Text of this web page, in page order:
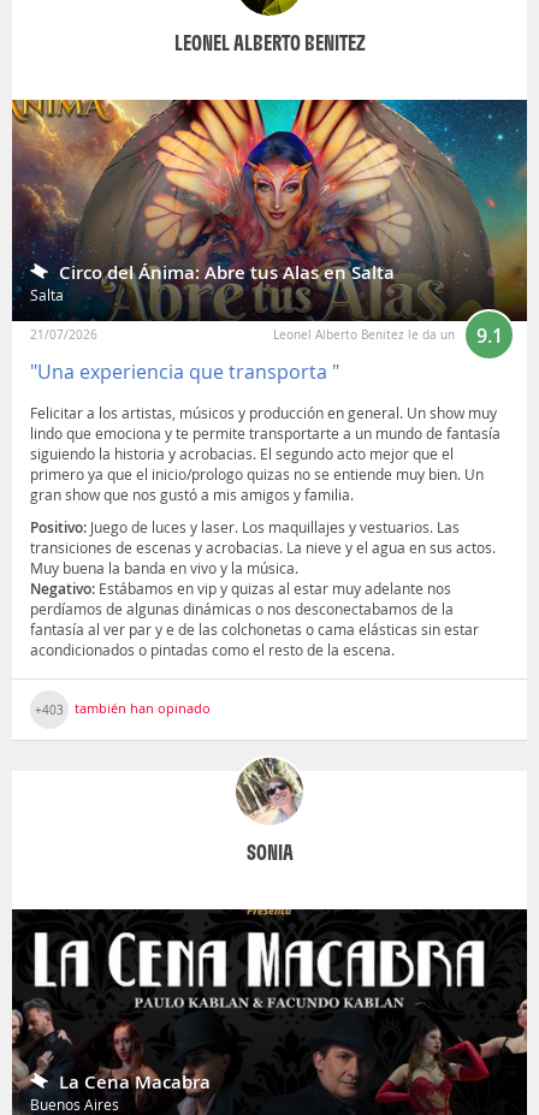
LEONEL ALBERTO BENITEZ
Circo del Ánima: Abre tus Alas en Salta
Salta
21/07/2026 Leonel Alberto Benitez le da un
9.1
"Una experiencia que transporta "
Felicitar a los artistas, músicos y producción en general. Un show muy
lindo que emociona y te permite transportarte a un mundo de fantasía
siguiendo la historia y acrobacias. El segundo acto mejor que el
primero ya que el inicio/prologo quizas no se entiende muy bien. Un
gran show que nos gustó a mis amigos y familia.
Positivo: Juego de luces y laser. Los maquillajes y vestuarios. Las
transiciones de escenas y acrobacias. La nieve y el agua en sus actos.
Muy buena la banda en vivo y la música.
Negativo: Estábamos en vip y quizas al estar muy adelante nos
perdíamos de algunas dinámicas o nos desconectabamos de la
fantasía al ver par y e de las colchonetas o cama elásticas sin estar
acondicionados o pintadas como el resto de la escena.
+403 también han opinado
SONIA
La Cena Macabra
Buenos Aires